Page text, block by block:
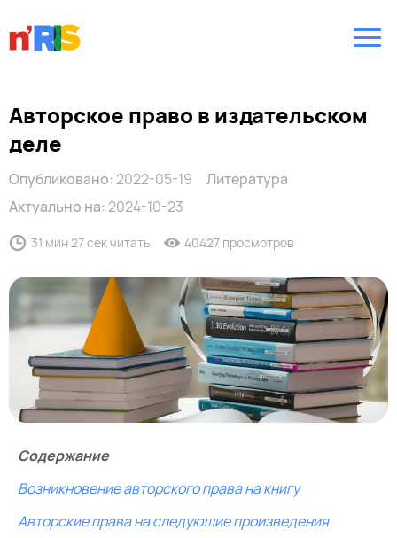
Авторское право в издательском
деле
Опубликовано: 2022-05-19
Актуально на: 2024-10-23
Литература
31 мин 27 сек читать 40427 просмотров
Содержание
Возникновение авторского права на книгу
Авторские права на следующие произведения